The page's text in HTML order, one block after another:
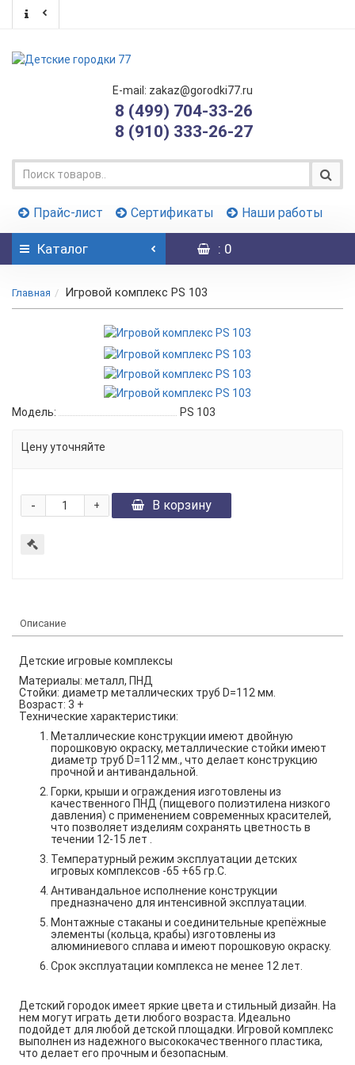
E-mail: zakaz@gorodki77.ru
8 (499) 704-33-26
8 (910) 333-26-27
Прайс-лист Сертификаты Наши работы
Каталог : 0
Главная Игровой комплекс PS 103
Модель: PS 103
Цену уточняйте
+
- В корзину
Описание
Детские игровые комплексы
Материалы: металл, ПНД
Стойки: диаметр металлических труб D=112 мм.
Возраст: 3 +
Технические характеристики:
Металлические конструкции имеют двойную
порошковую окраску, металлические стойки имеют
диаметр труб D=112 мм., что делает конструкцию
прочной и антивандальной.
Горки, крыши и ограждения изготовлены из
качественного ПНД (пищевого полиэтилена низкого
давления) с применением современных красителей,
что позволяет изделиям сохранять цветность в
течении 12-15 лет .
Температурный режим эксплуатации детских
игровых комплексов -65 +65 гр.С.
Антивандальное исполнение конструкции
предназначено для интенсивной эксплуатации.
Монтажные стаканы и соединительные крепёжные
элементы (кольца, крабы) изготовлены из
алюминиевого сплава и имеют порошковую окраску.
Срок эксплуатации комплекса не менее 12 лет.
Детский городок имеет яркие цвета и стильный дизайн. На
нем могут играть дети любого возраста. Идеально
подойдет для любой детской площадки. Игровой комплекс
выполнен из надежного высококачественного пластика,
что делает его прочным и безопасным.